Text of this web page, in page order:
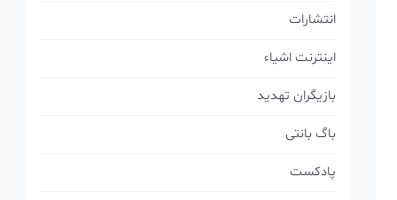
انتشارات
اینترنت اشیاء
بازیگران تهدید
باگ بانتی
پادکست